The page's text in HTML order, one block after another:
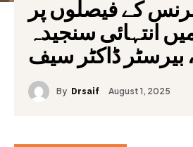
کے فیصلوں پر
انتہائی سنجیدہ
بیرسٹر ڈاکٹر سیف
By Drsaif August 1, 2025